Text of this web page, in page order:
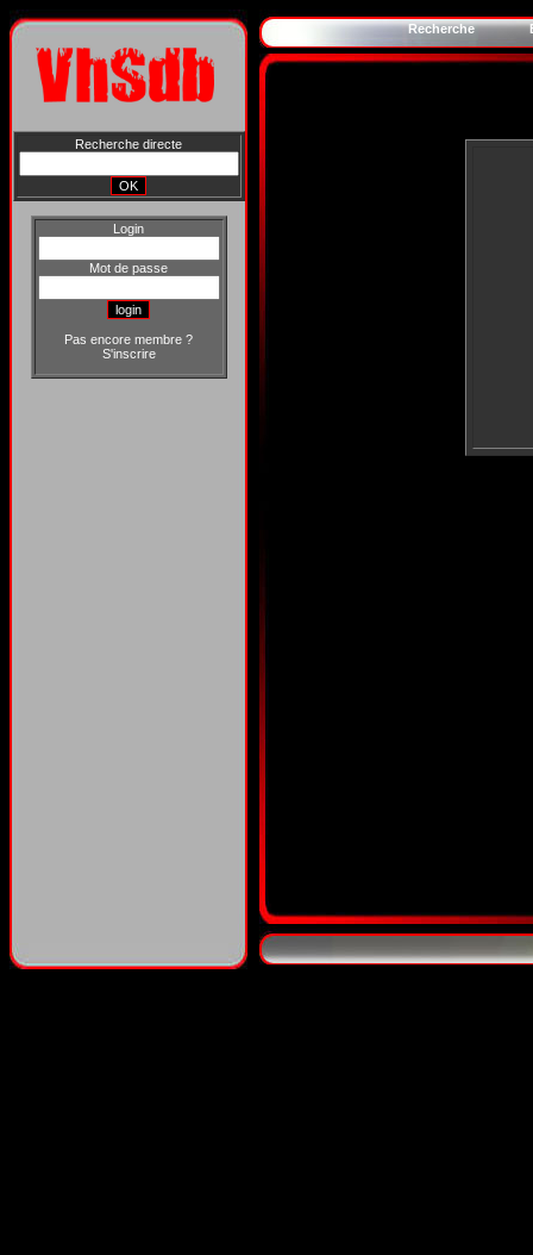
Recherche directe
Login
Mot de passe
Pas encore membre ?
S'inscrire
Recherche